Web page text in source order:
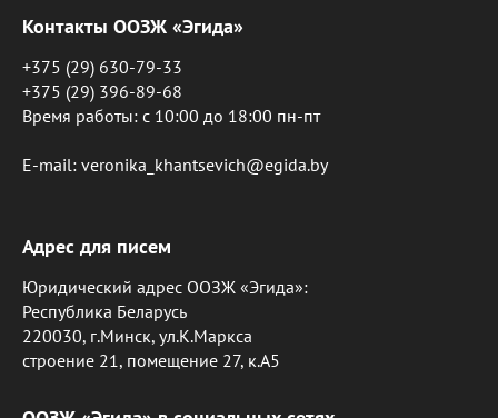
Контакты ООЗЖ «Эгида»
+375 (29) 630-79-33
+375 (29) 396-89-68
Время работы: c 10:00 до 18:00 пн-пт
E-mail: veronika_khantsevich@egida.by
Адрес для писем
Юридический адрес ООЗЖ «Эгида»:
Республика Беларусь
220030, г.Минск, ул.К.Маркса
строение 21, помещение 27, к.А5